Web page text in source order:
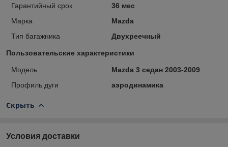
Гарантийный срок
36 мес
Марка
Mazda
Тип багажника
Двухреечный
Пользовательские характеристики
Модель
Mazda 3 седан 2003-2009
Профиль дуги
аэродинамика
Скрыть
Условия доставки